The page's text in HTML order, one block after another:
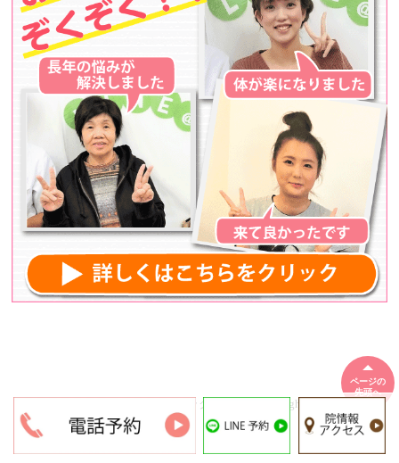
ページの
先頭へ
Copyright(c) 阿倍野カイロプラクティック All Rights Reserved.